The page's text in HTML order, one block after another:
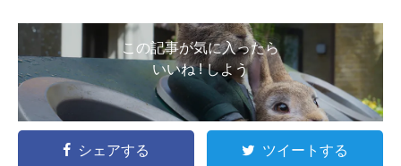
この記事が気に入ったら
いいね ! しよう
シェアする ツイートする